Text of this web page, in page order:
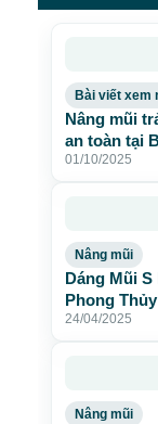
Bài viết xem
Nâng mũi
an toàn tại
01/10/2025
Nâng mũi
Dáng Mũi
Phong
24/04/2025
Nâng mũi